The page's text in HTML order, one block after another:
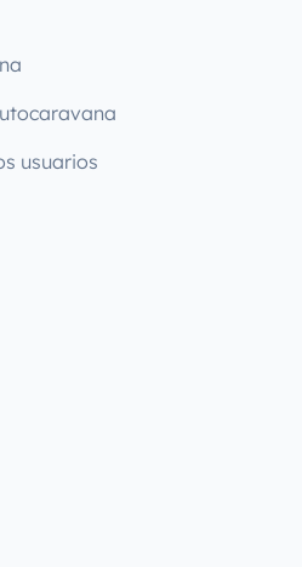
usuarios